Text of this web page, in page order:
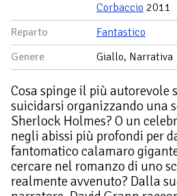
Corbaccio 2011
Reparto
Fantastico
Genere
Giallo, Narrativa
Cosa spinge il più autorevole
suicidarsi organizzando una
Sherlock Holmes? O un
negli abissi più profondi per
fantomatico calamaro
cercare nel romanzo di uno
realmente avvenuto? Dalla